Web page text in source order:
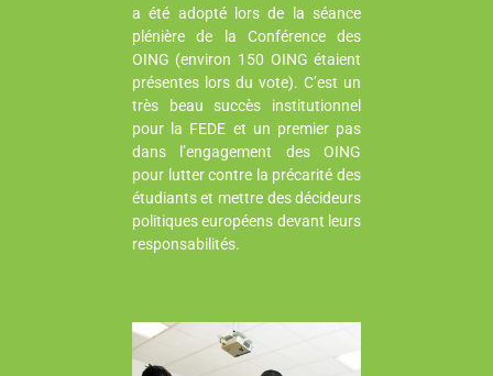
a été adopté lors de la séance
plénière de la Conférence des
OING (environ 150 OING étaient
présentes lors du vote). C’est un
très beau succès institutionnel
pour la FEDE et un premier pas
dans l’engagement des OING
pour lutter contre la précarité des
étudiants et mettre des décideurs
politiques européens devant leurs
responsabilités.